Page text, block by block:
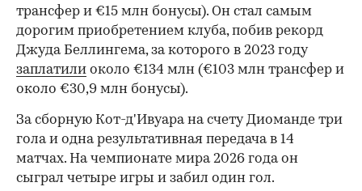
00:00 / 00:00
трансфер и €15 млн бонусы). Он стал самым
дорогим приобретением клуба, побив рекорд
Джуда Беллингема, за которого в 2023 году
заплатили около €134 млн (€103 млн трансфер и
около €30,9 млн бонусы).
За сборную Кот-д'Ивуара на счету Диоманде три
гола и одна результативная передача в 14
матчах. На чемпионате мира 2026 года он
сыграл четыре игры и забил один гол.